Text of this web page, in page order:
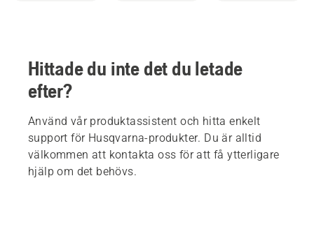
Hittade du inte det du letade
efter?
Använd vår produktassistent och hitta enkelt
support för Husqvarna-produkter. Du är alltid
välkommen att kontakta oss för att få ytterligare
hjälp om det behövs.